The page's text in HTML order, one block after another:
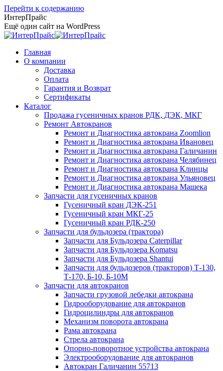
Перейти к содержанию
ИнтерПрайс
Ещё один сайт на WordPress
Главная
О компании
Доставка
Оплата
Гарантия и Возврат
Сертификаты
Каталог
Продажа гусеничных кранов РДК, ДЭК, МКГ
Ремонт Автокранов
Ремонт и Диагностика автокрана Zoomlion
Ремонт и Диагностика автокрана Ивановец
Ремонт и Диагностика автокрана Галичанин
Ремонт и Диагностика автокрана Челябинец
Ремонт и Диагностика автокрана Клинцы
Ремонт и Диагностика автокрана Ульяновец
Ремонт и Диагностика автокрана Машека
Запчасти для гусеничных кранов
Гусеничный кран ДЭК-251
Гусеничный кран МКГ-25
Гусеничный кран РДК-250
Запчасти для бульдозера (трактора)
Запчасти для Бульдозера Caterpillar
Запчасти для Бульдозера Komatsu
Запчасти для Бульдозера Shantui
Запчасти для бульдозеров (тракторов) Т-130,
Т-170, Б-10, Б-10М
Запчасти для автокранов
Запчасти грузовой лебедки автокрана
Гидрооборудование для автокранов
Гидроцилиндры для автокранов
Механизм поворота автокрана
Рама автокрана
Стрела автокрана
Опорно-поворотное устройства автокрана
Электрооборудование для автокранов
Автокран Галичанин 55713